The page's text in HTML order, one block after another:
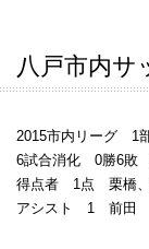
八戸市内サ
2015市内リーグ 1
6試合消化 0勝6
得点者 1点 栗橋
アシスト 1 前田